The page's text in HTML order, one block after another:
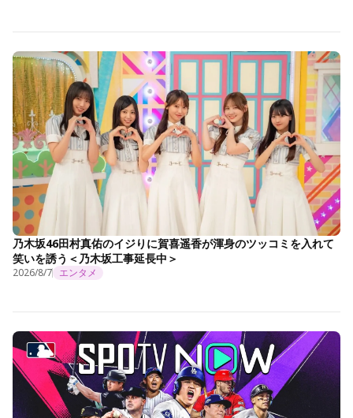
乃木坂46田村真佑のイジりに賀喜遥香が渾身のツッコミを入れて
笑いを誘う＜乃木坂工事延長中＞
2026/8/7 エンタメ